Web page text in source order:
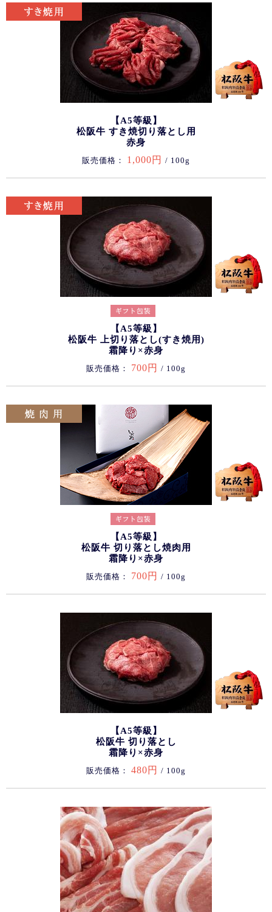
【A5等級】
松阪牛 すき焼切り落とし用
赤身
販売価格： 1,000円 / 100g
【A5等級】
松阪牛 上切り落とし(すき焼用)
霜降り×赤身
販売価格： 700円 / 100g
【A5等級】
松阪牛 切り落とし焼肉用
霜降り×赤身
販売価格： 700円 / 100g
【A5等級】
松阪牛 切り落とし
霜降り×赤身
販売価格： 480円 / 100g